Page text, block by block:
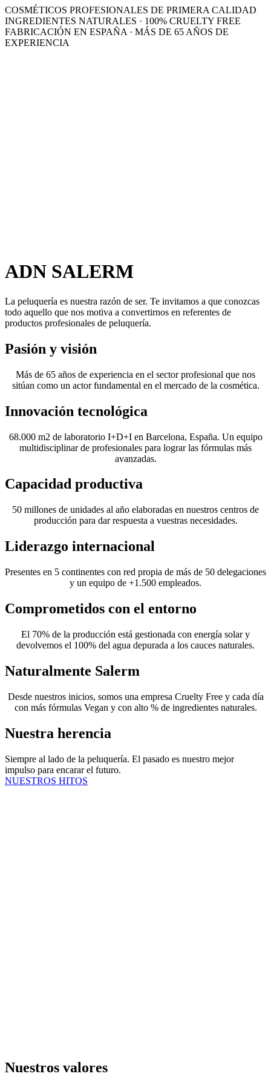
COSMÉTICOS PROFESIONALES DE PRIMERA CALIDAD
INGREDIENTES NATURALES · 100% CRUELTY FREE
FABRICACIÓN EN ESPAÑA · MÁS DE 65 AÑOS DE
EXPERIENCIA
ADN SALERM
La peluquería es nuestra razón de ser. Te invitamos a que conozcas
todo aquello que nos motiva a convertirnos en referentes de
productos profesionales de peluquería.
Pasión y visión
Más de 65 años de experiencia en el sector profesional que nos
sitúan como un actor fundamental en el mercado de la cosmética.
Innovación tecnológica
68.000 m2 de laboratorio I+D+I en Barcelona, España. Un equipo
multidisciplinar de profesionales para lograr las fórmulas más
avanzadas.
Capacidad productiva
50 millones de unidades al año elaboradas en nuestros centros de
producción para dar respuesta a vuestras necesidades.
Liderazgo internacional
Presentes en 5 continentes con red propia de más de 50 delegaciones
y un equipo de +1.500 empleados.
Comprometidos con el entorno
El 70% de la producción está gestionada con energía solar y
devolvemos el 100% del agua depurada a los cauces naturales.
Naturalmente Salerm
Desde nuestros inicios, somos una empresa Cruelty Free y cada día
con más fórmulas Vegan y con alto % de ingredientes naturales.
Nuestra herencia
Siempre al lado de la peluquería. El pasado es nuestro mejor
impulso para encarar el futuro.
NUESTROS HITOS
Nuestros valores